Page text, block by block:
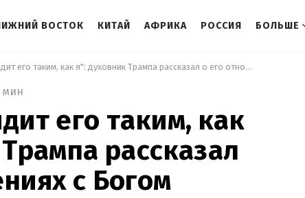
ВОСТОК КИТАЙ АФРИКА РОССИЯ БОЛЬШЕ
"Мало кто видит его таким, как я": духовник Трампа рассказал о его отношениях с Богом
мин
его таким, как
рассказал
с Богом